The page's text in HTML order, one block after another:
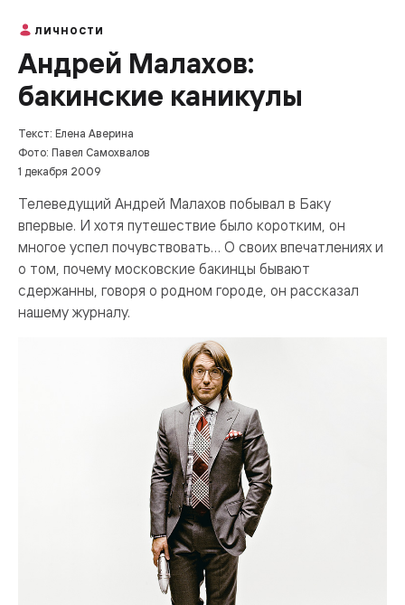
ЛИЧНОСТИ
Андрей Малахов:
бакинские каникулы
Текст: Елена Аверина
Фото: Павел Самохвалов
1 декабря 2009
Телеведущий Андрей Малахов побывал в Баку
впервые. И хотя путешествие было коротким, он
многое успел почувствовать… О своих впечатлениях и
о том, почему московские бакинцы бывают
сдержанны, говоря о родном городе, он рассказал
нашему журналу.